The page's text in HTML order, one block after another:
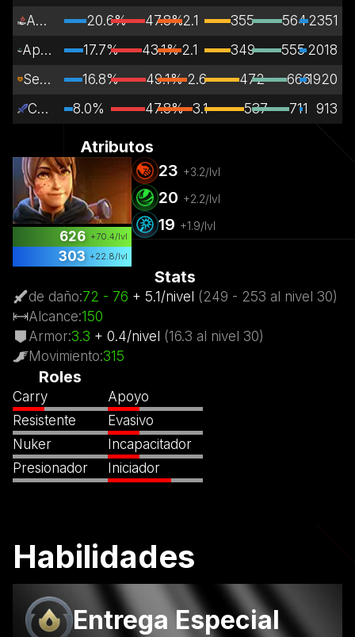
Apoyo
20.6% 47.8%2.1 355 5642351
Apoyo primario
17.7% 43.1% 2.1 349 555 2018
Senda lateral
16.8% 49.1% 2.6 472 6661920
Carry
8.0% 47.8% 3.1 537 711 913
Atributos
626 +70.4/lvl
303 +22.8/lvl
23 +3.2/lvl
20 +2.2/lvl
19 +1.9/lvl
Stats
de daño:72 - 76 + 5.1/nivel (249 - 253 al nivel 30)
Alcance:150
Armor:3.3 + 0.4/nivel (16.3 al nivel 30)
Movimiento:315
Roles
Carry
Resistente
Nuker
Presionador
Apoyo
Evasivo
Incapacitador
Iniciador
Habilidades
Entrega Especial